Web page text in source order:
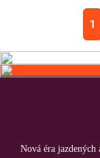
1
Nová éra jazdených